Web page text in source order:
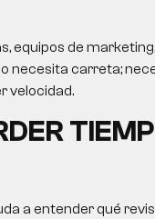
equipos de
necesita carreta;
velocidad.
a entender qué